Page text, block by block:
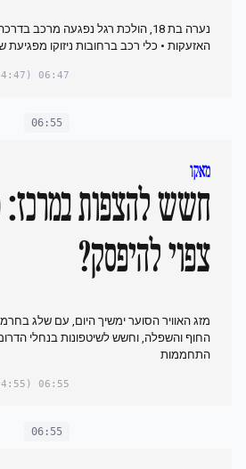
נערה בת 18, הולכת רגל נפגעה מרכב
האזעקות • כלי רכב ברחובות ניזוקו מפגיעת
06:47
(04:47 in your timezone)
06:55
מאקו
חשש להצפות
צפוי להיפסק?
מזג האוויר הסוער ימשיך היום, עם שלג
החוף ‏והשפלה, וחשש לשיטפונות בנחלי
התחממות
06:55
(04:55 in your timezone)
06:55